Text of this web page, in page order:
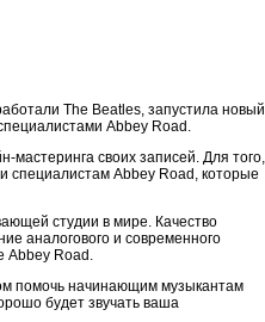
The Beatles, запустила новый
Abbey Road.
мастеринга своих записей. Для того,
специалистам Abbey Road, которые
студии в мире. Качество
аналогового и современного
Abbey Road.
помочь начинающим музыкантам
будет звучать ваша